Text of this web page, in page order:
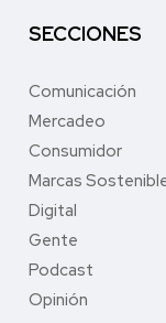
SECCIONES
Comunicación
Mercadeo
Consumidor
Marcas
Digital
Gente
Podcast
Opinión